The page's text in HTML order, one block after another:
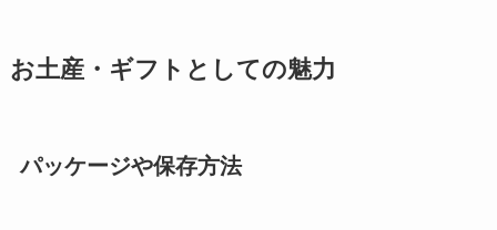
お土産・ギフトとしての魅力
パッケージや保存方法